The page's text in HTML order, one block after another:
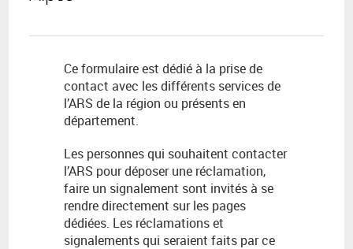
Ce formulaire est dédié à la prise de
contact avec les différents services de
l’ARS de la région ou présents en
département.
Les personnes qui souhaitent contacter
l’ARS pour déposer une réclamation,
faire un signalement sont invités à se
rendre directement sur les pages
dédiées. Les réclamations et
signalements qui seraient faits par ce